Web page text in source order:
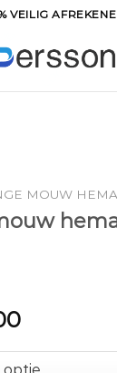
VEILIG
MOUW HEMA